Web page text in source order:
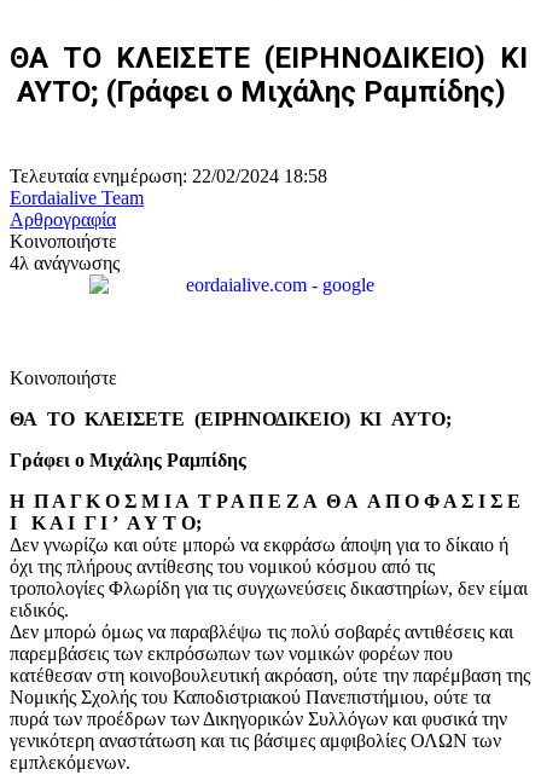
ΘΑ ΤΟ ΚΛΕΙΣΕΤΕ (ΕΙΡΗΝΟΔΙΚΕΙΟ) ΚΙ
ΑΥΤΟ; (Γράφει ο Μιχάλης Ραμπίδης)
Τελευταία ενημέρωση: 22/02/2024 18:58
Eordaialive Team
Αρθρογραφία
Κοινοποιήστε
4λ ανάγνωσης
Κοινοποιήστε
ΘΑ ΤΟ ΚΛΕΙΣΕΤΕ (ΕΙΡΗΝΟΔΙΚΕΙΟ) ΚΙ ΑΥΤΟ;
Γράφει ο Μιχάλης Ραμπίδης
Η Π Α Γ Κ Ο Σ Μ Ι Α Τ Ρ Α Π Ε Ζ Α Θ Α Α Π Ο Φ Α Σ Ι Σ Ε
Ι Κ Α Ι Γ Ι ’ Α Υ Τ Ο;
Δεν γνωρίζω και ούτε μπορώ να εκφράσω άποψη για το δίκαιο ή
όχι της πλήρους αντίθεσης του νομικού κόσμου από τις
τροπολογίες Φλωρίδη για τις συγχωνεύσεις δικαστηρίων, δεν είμαι
ειδικός.
Δεν μπορώ όμως να παραβλέψω τις πολύ σοβαρές αντιθέσεις και
παρεμβάσεις των εκπρόσωπων των νομικών φορέων που
κατέθεσαν στη κοινοβουλευτική ακρόαση, ούτε την παρέμβαση της
Νομικής Σχολής του Καποδιστριακού Πανεπιστήμιου, ούτε τα
πυρά των προέδρων των Δικηγορικών Συλλόγων και φυσικά την
γενικότερη αναστάτωση και τις βάσιμες αμφιβολίες ΟΛΩΝ των
εμπλεκόμενων.